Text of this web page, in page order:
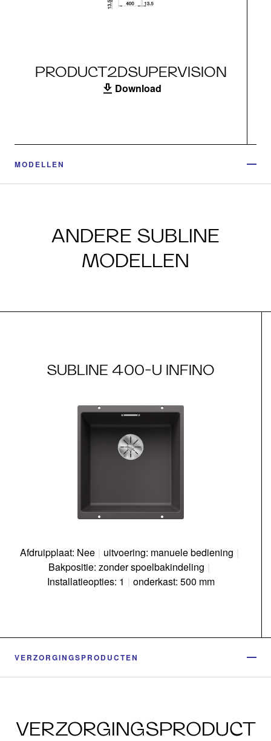
PRODUCT2DSUPERVISION
Download
MODELLEN
ANDERE SUBLINE
MODELLEN
SUBLINE 400-U INFINO
Afdruipplaat: Nee | uitvoering: manuele bediening |
Bakpositie: zonder spoelbakindeling |
Installatieopties: 1 | onderkast: 500 mm
VERZORGINGSPRODUCTEN
VERZORGINGSPRODUCT